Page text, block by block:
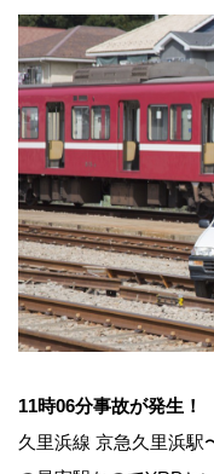
11時06分事故が発生！
久里浜線 京急久里浜駅